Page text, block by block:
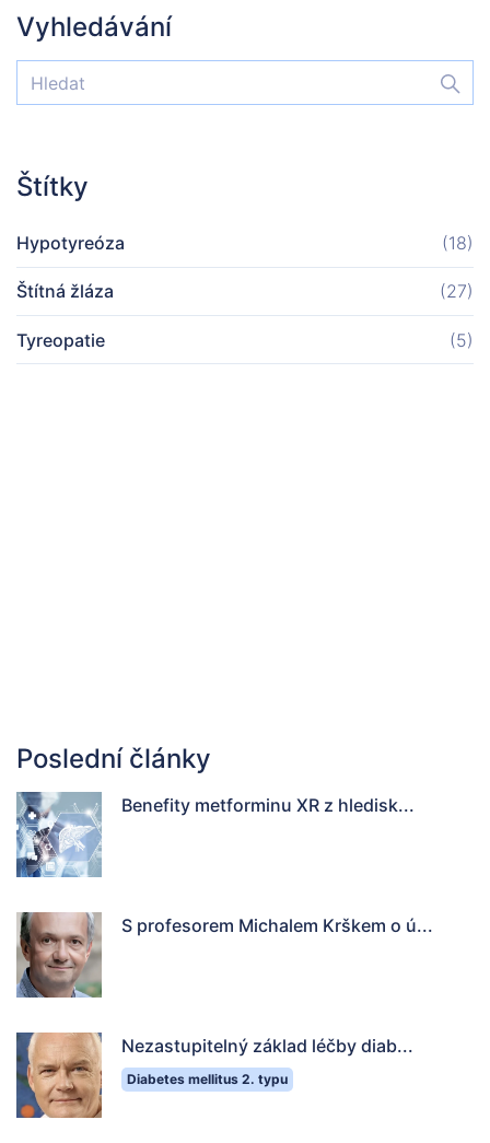
Vyhledávání
Štítky
Hypotyreóza (18)
Štítná žláza (27)
Tyreopatie (5)
Poslední články
Benefity metforminu XR z hledisk...
S profesorem Michalem Krškem o ú...
Nezastupitelný základ léčby diab...
Diabetes mellitus 2. typu